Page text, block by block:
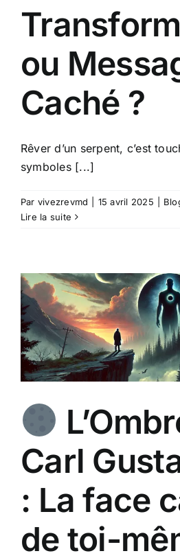
ou
Caché ?
Rêver d’un serpent, c’est
symboles [...]
Par vivezrevmd 15 avril 2025
Lire la suite
Carl
: La face
de toi-